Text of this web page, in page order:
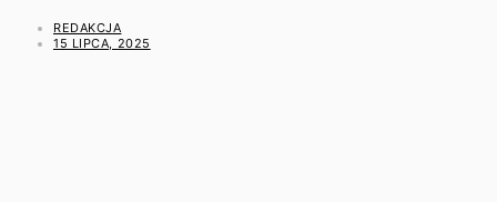
REDAKCJA
15 LIPCA, 2025